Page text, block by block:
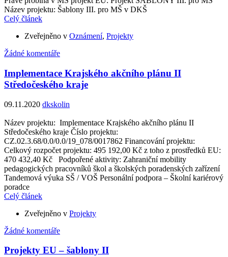
Název projektu: Šablony III. pro MŠ v DKŠ
Celý článek
Zveřejněno v Oznámení, Projekty
Žádné komentáře
Implementace Krajského akčního plánu II
Středočeského kraje
09.11.2020 dkskolin
Název projektu: Implementace Krajského akčního plánu II
Středočeského kraje Číslo projektu:
CZ.02.3.68/0.0/0.0/19_078/0017862 Financování projektu:
Celkový rozpočet projektu: 495 192,00 Kč z toho z prostředků EU:
470 432,40 Kč Podpořené aktivity: Zahraniční mobility
pedagogických pracovníků škol a školských poradenských zařízení
Tandemová výuka SŠ / VOŠ Personální podpora – Školní kariérový
poradce
Celý článek
Zveřejněno v Projekty
Žádné komentáře
Projekty EU – šablony II